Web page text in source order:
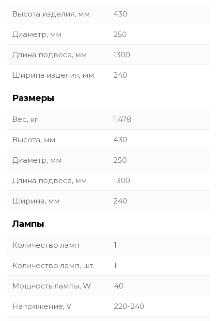
Высота изделия, мм 430
Диаметр, мм 250
Длина подвеса, мм 1300
Ширина изделия, мм 240
Размеры
Вес, кг 1,478
Высота, мм 430
Диаметр, мм 250
Длина подвеса, мм 1300
Ширина, мм 240
Лампы
Количество ламп 1
Количество ламп, шт. 1
Мощность лампы, W 40
Напряжение, V 220-240